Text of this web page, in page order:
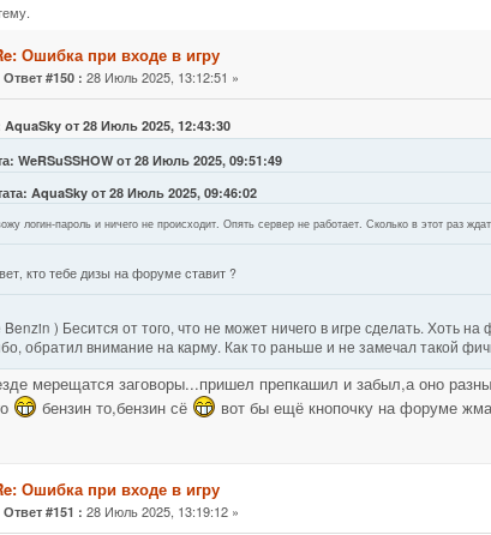
72577 раз)
Ошибка при входе в игру
Ответ #150 : 28 Июль 2025, 13:12:51 »
AquaSky от 28 Июль 2025, 12:43:30
WeRSuSSHOW от 28 Июль 2025, 09:51:49
AquaSky от 28 Июль 2025, 09:46:02
логин-пароль и ничего не происходит. Опять сервер не работает. Сколько в этот раз
кто тебе дизы на форуме ставит ?
) Бесится от того, что не может ничего в игре сделать. Хоть
обратил внимание на карму. Как то раньше и не замечал такой
мерещатся заговоры...пришел препкашил и забыл,а оно
бензин то,бензин сё вот бы ещё кнопочку на форуме
Ошибка при входе в игру
Ответ #151 : 28 Июль 2025, 13:19:12 »